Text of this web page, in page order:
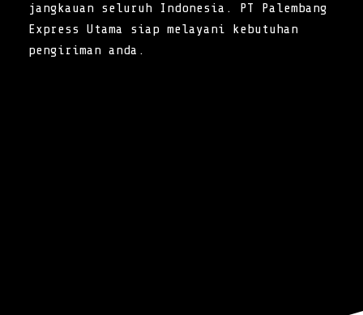
jangkauan seluruh Indonesia. PT Palembang
Express Utama siap melayani kebutuhan
pengiriman anda.